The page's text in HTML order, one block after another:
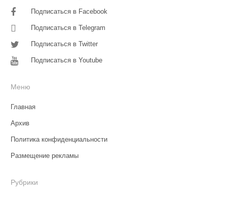
Подписаться в Facebook
Подписаться в Telegram
Подписаться в Twitter
Подписаться в Youtube
Меню
Главная
Архив
Политика конфиденциальности
Размещение рекламы
Рубрики